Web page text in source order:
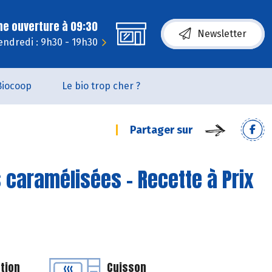
ouverture à 09:30
: 9h30 - 19h30
Newsletter
Le bio trop cher ?
Partager sur
- Recette à Prix
Cuisson